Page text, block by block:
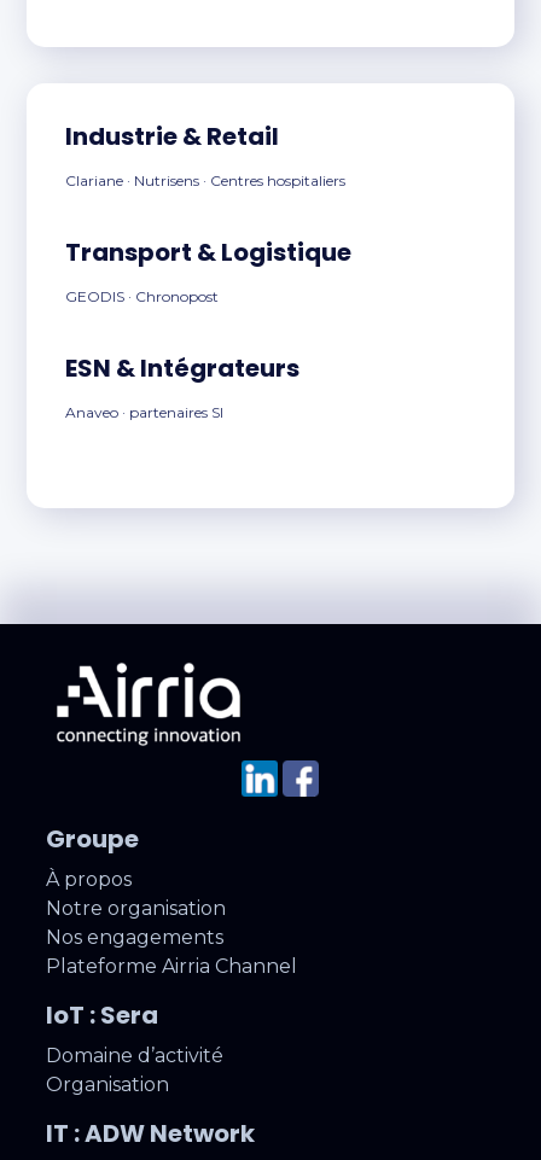
Industrie & Retail
Clariane · Nutrisens · Centres hospitaliers
Transport & Logistique
GEODIS · Chronopost
ESN & Intégrateurs
Anaveo · partenaires SI
Groupe
À propos
Notre organisation
Nos engagements
Plateforme Airria Channel
IoT : Sera
Domaine d’activité
Organisation
IT : ADW Network